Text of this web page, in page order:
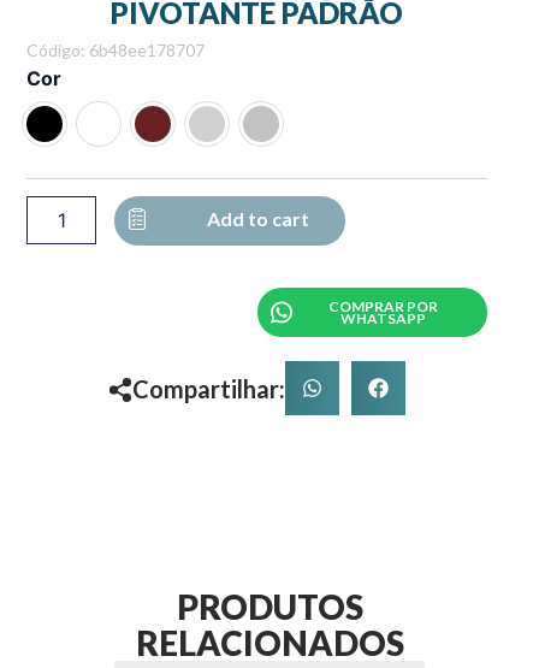
PIVOTANTE PADRÃO
Código: 6b48ee178707
Cor
1520
FECHADURA
CENTRAL
PADRÃO
quantity
Add to cart
COMPRAR POR
WHATSAPP
Compartilhar:
PRODUTOS
RELACIONADOS